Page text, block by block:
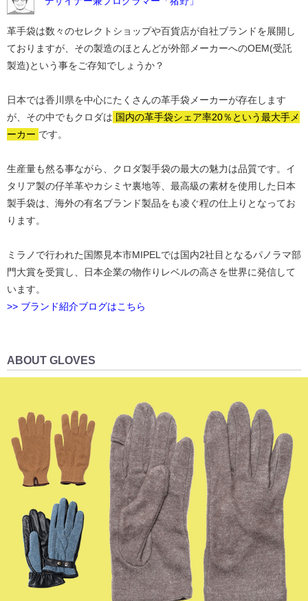
革手袋は数々のセレクトショップや百貨店が自社ブランドを展開し
ておりますが、その製造のほとんどが外部メーカーへのOEM(受託
製造)という事をご存知でしょうか？
日本では香川県を中心にたくさんの革手袋メーカーが存在します
が、その中でもクロダは 国内の革手袋シェア率20％という最大手メ
ーカー です。
生産量も然る事ながら、クロダ製手袋の最大の魅力は品質です。イ
タリア製の仔羊革やカシミヤ裏地等、最高級の素材を使用した日本
製手袋は、海外の有名ブランド製品をも凌ぐ程の仕上りとなってお
ります。
ミラノで行われた国際見本市MIPELでは国内2社目となるパノラマ部
門大賞を受賞し、日本企業の物作りレベルの高さを世界に発信して
います。
>> ブランド紹介ブログはこちら
ABOUT GLOVES